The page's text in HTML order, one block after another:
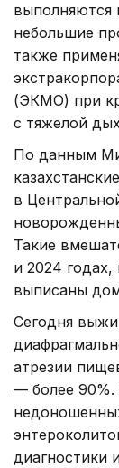
выполняются
небольшие
также
(ЭКМО) при
с тяжелой
По данным
в
Такие
и 2024 годах,
выписаны
Сегодня
атрезии
— более 90%.
диагностики